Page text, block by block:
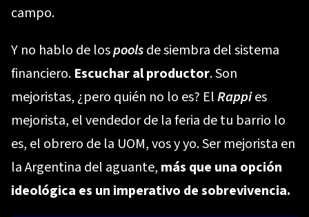
campo.
Y no hablo de lospoolsde siembra del sistema
financiero. Escuchar al productor. Son
mejoristas, ¿pero quién no lo es? ElRappies
mejorista, el vendedor de la feria de tu barrio lo
es, el obrero de la UOM, vos y yo. Ser mejorista en
la Argentina del aguante, más que una opción
ideológica es un imperativo de sobrevivencia.